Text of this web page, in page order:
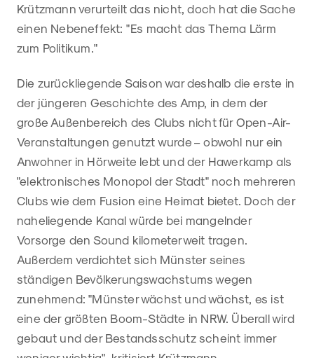
Krützmann verurteilt das nicht, doch hat die Sache
einen Nebeneffekt: "Es macht das Thema Lärm
zum Politikum."
Die zurückliegende Saison war deshalb die erste in
der jüngeren Geschichte des Amp, in dem der
große Außenbereich des Clubs nicht für Open-Air-
Veranstaltungen genutzt wurde – obwohl nur ein
Anwohner in Hörweite lebt und der Hawerkamp als
"elektronisches Monopol der Stadt" noch mehreren
Clubs wie dem Fusion eine Heimat bietet. Doch der
naheliegende Kanal würde bei mangelnder
Vorsorge den Sound kilometerweit tragen.
Außerdem verdichtet sich Münster seines
ständigen Bevölkerungswachstums wegen
zunehmend: "Münster wächst und wächst, es ist
eine der größten Boom-Städte in NRW. Überall wird
gebaut und der Bestandsschutz scheint immer